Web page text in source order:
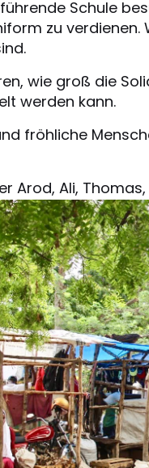
Schule
zu
wie groß die
werden kann.
fröhliche
Arod, Ali,